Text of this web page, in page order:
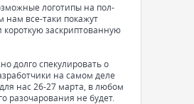
логотипы на пол-
нам все-таки покажут
короткую заскриптованную
долго спекулировать о
на самом деле
нас 26-27 марта, в любом
разочарования не будет.